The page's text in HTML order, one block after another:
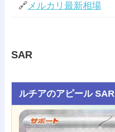
🔗メルカリ最新相場
SAR
ルチアのアピール SAR